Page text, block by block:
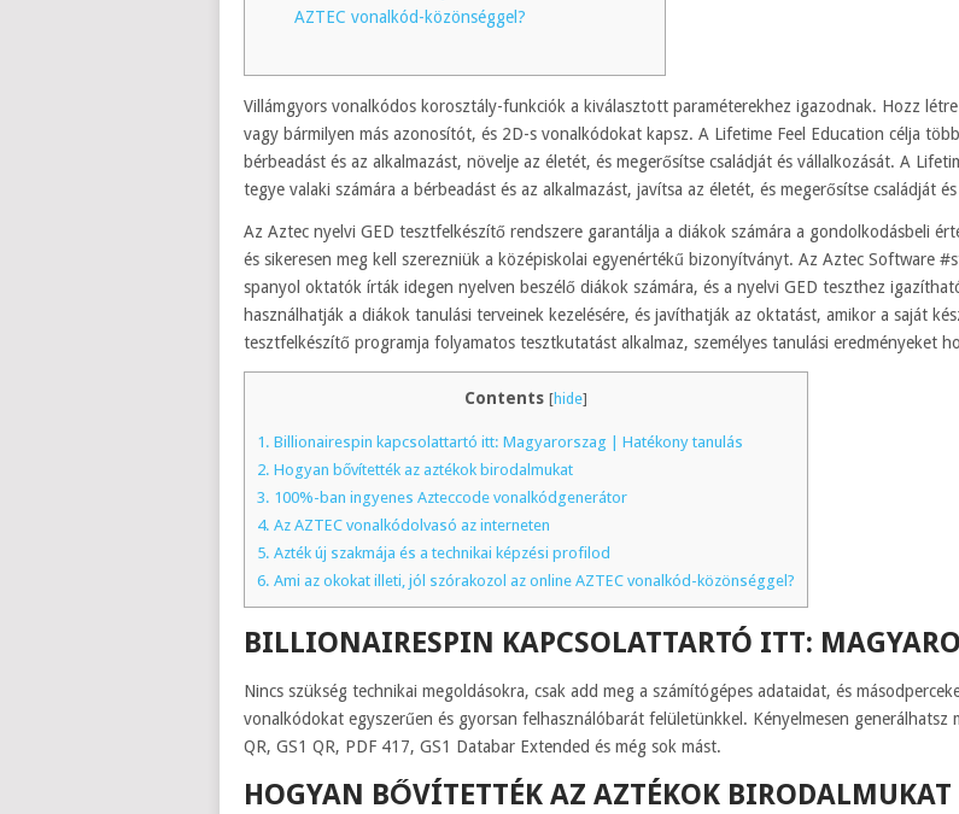
AZTEC vonalkód-közönséggel?
Villámgyors vonalkódos korosztály-funkciók a kiválasztott paraméterekhez igazodnak. Hozz létre
vagy bármilyen más azonosítót, és 2D-s vonalkódokat kapsz. A Lifetime Feel Education célja
bérbeadást és az alkalmazást, növelje az életét, és megerősítse családját és vállalkozását. A
tegye valaki számára a bérbeadást és az alkalmazást, javítsa az életét, és megerősítse családját
Az Aztec nyelvi GED tesztfelkészítő rendszere garantálja a diákok számára a gondolkodásbeli
és sikeresen meg kell szerezniük a középiskolai egyenértékű bizonyítványt. Az Aztec Software
spanyol oktatók írták idegen nyelven beszélő diákok számára, és a nyelvi GED teszthez
használhatják a diákok tanulási terveinek kezelésére, és javíthatják az oktatást, amikor a saját
tesztfelkészítő programja folyamatos tesztkutatást alkalmaz, személyes tanulási eredményeket
Contents [hide]
1. Billionairespin kapcsolattartó itt: Magyarorszag | Hatékony tanulás
2. Hogyan bővítették az aztékok birodalmukat
3. 100%-ban ingyenes Azteccode vonalkódgenerátor
4. Az AZTEC vonalkódolvasó az interneten
5. Azték új szakmája és a technikai képzési profilod
6. Ami az okokat illeti, jól szórakozol az online AZTEC vonalkód-közönséggel?
BILLIONAIRESPIN KAPCSOLATTARTÓ ITT:
Nincs szükség technikai megoldásokra, csak add meg a számítógépes adataidat, és
vonalkódokat egyszerűen és gyorsan felhasználóbarát felületünkkel. Kényelmesen
QR, GS1 QR, PDF 417, GS1 Databar Extended és még sok mást.
HOGYAN BŐVÍTETTÉK AZ AZTÉKOK BIRODALMUKAT